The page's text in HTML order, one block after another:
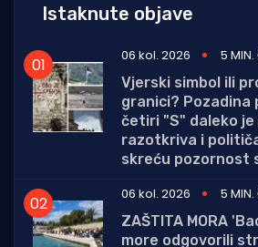
Istaknute objave
06 kol. 2026
5
Vjerski simbol ili
granici? Pozadina
četiri "S" daleko je
razotkriva i
skreću pozornost
06 kol. 2026
5
ZAŠTITA MORA
more odgovorili